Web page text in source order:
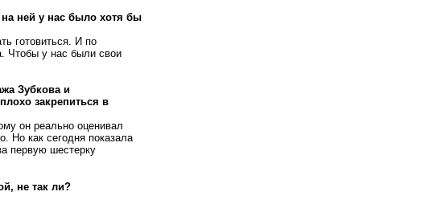
ней у нас было хотя бы
готовиться. И по
Чтобы у нас были свои
Зубкова и
закрепиться в
он реально оценивал
Но как сегодня показала
первую шестерку
не так ли?